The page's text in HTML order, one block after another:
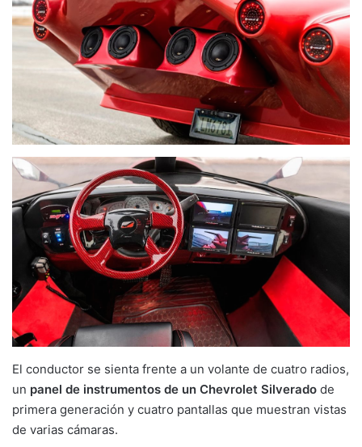
El conductor se sienta frente a un volante de cuatro radios,
un panel de instrumentos de un Chevrolet Silverado de
primera generación y cuatro pantallas que muestran vistas
de varias cámaras.